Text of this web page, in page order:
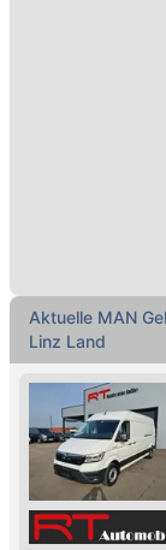
Aktuelle MAN
Linz Land